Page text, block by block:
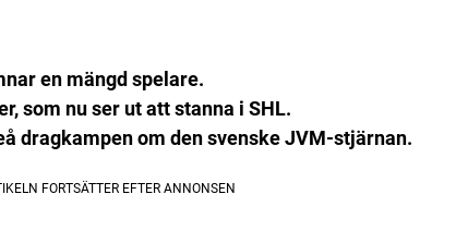
en mängd spelare.
som nu ser ut att stanna i SHL.
dragkampen om den svenske JVM-stjärnan.